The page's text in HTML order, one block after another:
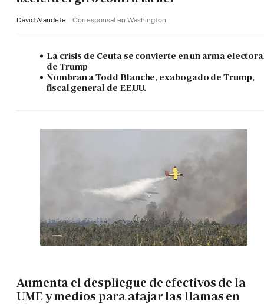
David Alandete Corresponsal en Washington
La crisis de Ceuta se convierte en un arma
de Trump
Nombran a Todd Blanche, exabogado de Trump,
fiscal general de EE.UU.
Aumenta el despliegue de efectivos de la
UME y medios para atajar las llamas en